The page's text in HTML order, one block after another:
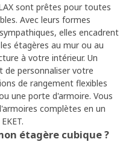
sont prêtes pour toutes
Avec leurs formes
elles encadrent
étagères au mur ou au
à votre intérieur. Un
de personnaliser votre
de rangement flexibles
une porte d'armoire. Vous
complètes en un
étagère cubique ?